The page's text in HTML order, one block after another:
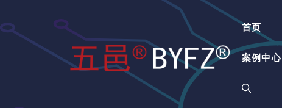
至
内
首页
案例中心